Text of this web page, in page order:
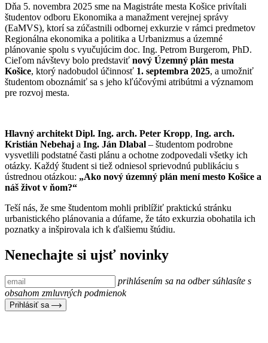
Dňa 5. novembra 2025 sme na Magistráte mesta Košice privítali
študentov odboru Ekonomika a manažment verejnej správy
(EaMVS), ktorí sa zúčastnili odbornej exkurzie v rámci predmetov
Regionálna ekonomika a politika a Urbanizmus a územné
plánovanie spolu s vyučujúcim doc. Ing. Petrom Burgerom, PhD.
Cieľom návštevy bolo predstaviť nový Územný plán mesta
Košice, ktorý nadobudol účinnosť 1. septembra 2025, a umožniť
študentom oboznámiť sa s jeho kľúčovými atribútmi a významom
pre rozvoj mesta.
Hlavný architekt Dipl. Ing. arch. Peter Kropp, Ing. arch.
Kristián Nebehaj a Ing. Ján Dlabal – študentom podrobne
vysvetlili podstatné časti plánu a ochotne zodpovedali všetky ich
otázky. Každý študent si tiež odniesol sprievodnú publikáciu s
ústrednou otázkou: „Ako nový územný plán mení mesto Košice a
náš život v ňom?“
Teší nás, že sme študentom mohli priblížiť praktickú stránku
urbanistického plánovania a dúfame, že táto exkurzia obohatila ich
poznatky a inšpirovala ich k ďalšiemu štúdiu.
Nenechajte si ujsť novinky
prihlásením sa na odber súhlasíte s
obsahom zmluvných podmienok
Prihlásiť sa